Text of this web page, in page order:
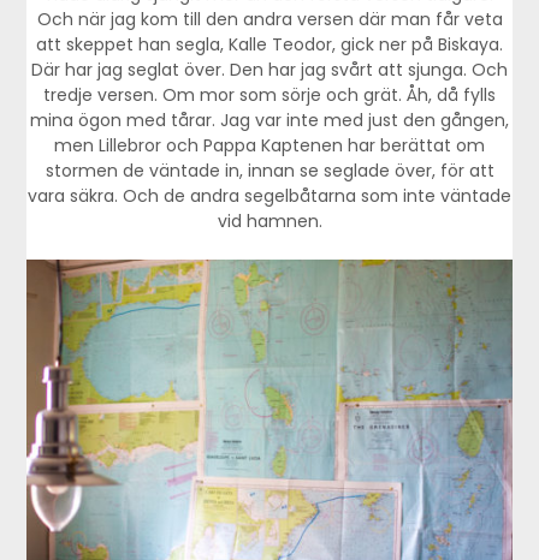
Och när jag kom till den andra versen där man får veta
att skeppet han segla, Kalle Teodor, gick ner på Biskaya.
Där har jag seglat över. Den har jag svårt att sjunga. Och
tredje versen. Om mor som sörje och grät. Åh, då fylls
mina ögon med tårar. Jag var inte med just den gången,
men Lillebror och Pappa Kaptenen har berättat om
stormen de väntade in, innan se seglade över, för att
vara säkra. Och de andra segelbåtarna som inte väntade
vid hamnen.